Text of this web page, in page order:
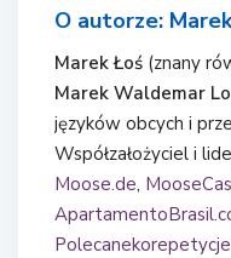
O autorze:
Marek Łoś (znany
Marek Waldemar
języków obcych i
Współzałożyciel i
Moose.de,